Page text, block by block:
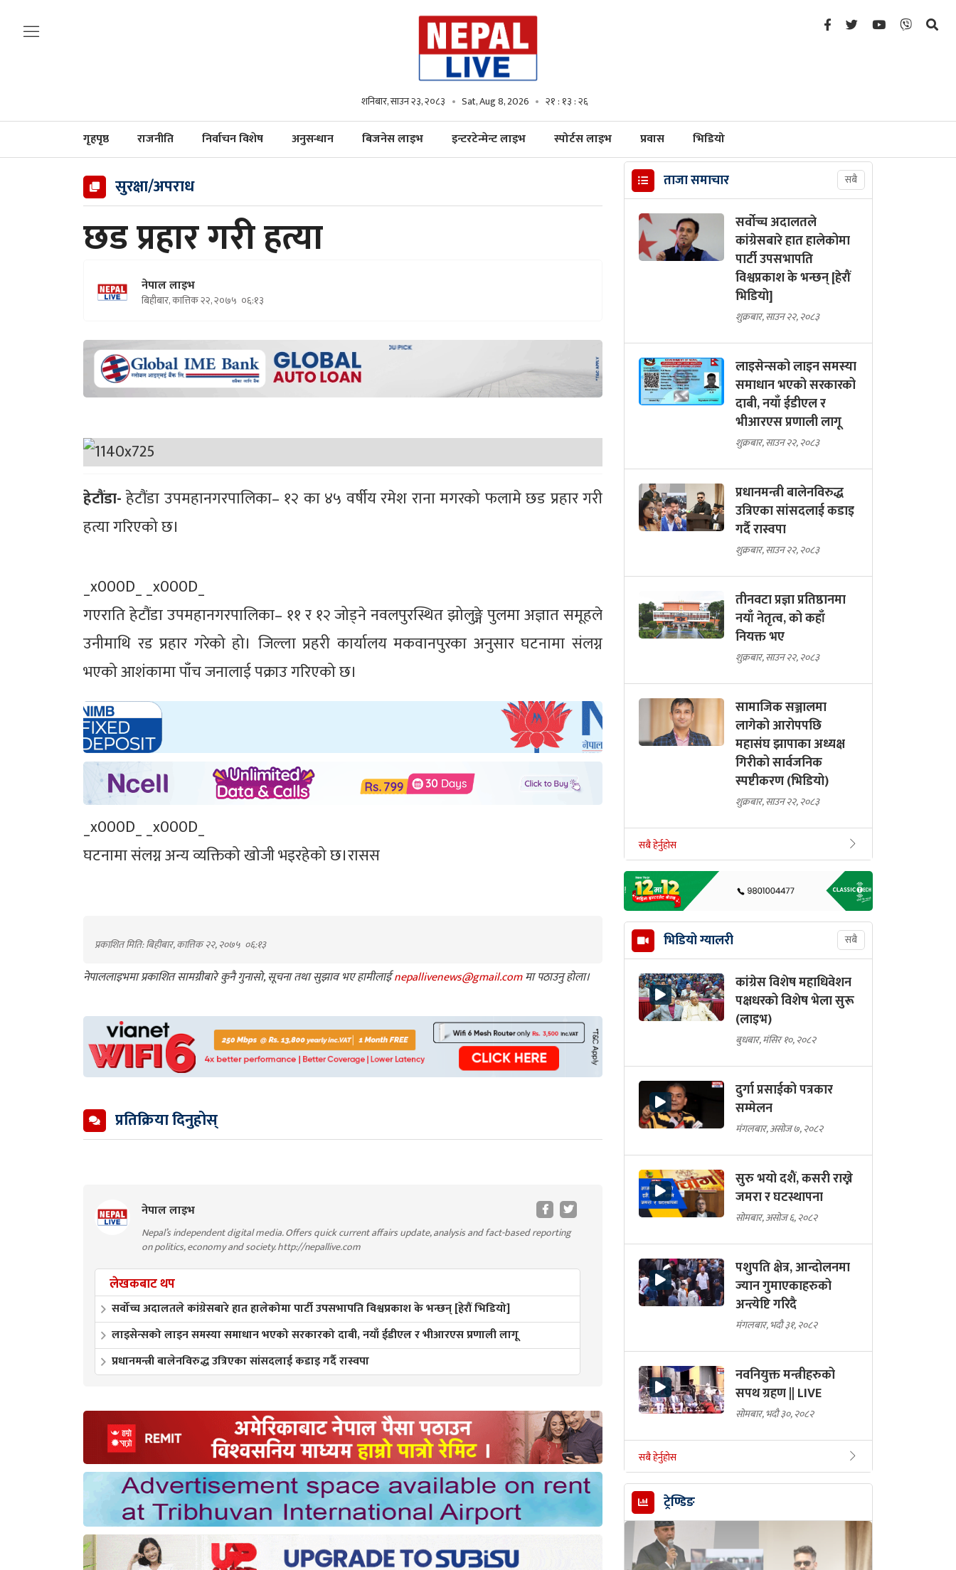
शनिबार, साउन २३, २०८३ Sat, Aug 8, 2026 २१ : १३ : २७
गृहपृष्ठ राजनीति निर्वाचन विशेष अनुसन्धान बिजनेस लाइभ इन्टरटेन्मेन्ट लाइभ स्पोर्टस लाइभ प्रवास भिडियो
सुरक्षा/अपराध
छड प्रहार गरी हत्या
नेपाल लाइभ
बिहीबार, कात्तिक २२, २०७५ ०६:१३
हेटौंडा-हेटौंडा उपमहानगरपालिका– १२ का ४५ वर्षीय रमेश राना मगरको फलामे छड प्रहार गरी
हत्या गरिएको छ।
_x000D_ _x000D_
गएराति हेटौंडा उपमहानगरपालिका– ११ र १२ जोड्ने नवलपुरस्थित झोलुङ्गे पुलमा अज्ञात समूहले
उनीमाथि रड प्रहार गरेको हो। जिल्ला प्रहरी कार्यालय मकवानपुरका अनुसार घटनामा संलग्न
भएको आशंकामा पाँच जनालाई पक्राउ गरिएको छ।
_x000D_ _x000D_
घटनामा संलग्न अन्य व्यक्तिको खोजी भइरहेको छ।रासस
प्रकाशित मिति: बिहीबार, कात्तिक २२, २०७५ ०६:१३
नेपाललाइभमा प्रकाशित सामग्रीबारे कुनै गुनासो, सूचना तथा सुझाव भए हामीलाईnepallivenews@gmail.comमा पठाउनु होला।
प्रतिक्रिया दिनुहोस्
नेपाल लाइभ
Nepal’s independent digital media. Offers quick current affairs update, analysis and fact-based reporting
on politics, economy and society. http://nepallive.com
लेखकबाट थप
सर्वोच्च अदालतले कांग्रेसबारे हात हालेकोमा पार्टी उपसभापति विश्वप्रकाश के भन्छन् [हेरौं भिडियो]
लाइसेन्सको लाइन समस्या समाधान भएको सरकारको दाबी, नयाँ ईडीएल र भीआरएस प्रणाली लागू
प्रधानमन्त्री बालेनविरुद्ध उत्रिएका सांसदलाई कडाइ गर्दै रास्वपा
ताजा समाचार सबै
सर्वोच्च अदालतले
कांग्रेसबारे हात हालेकोमा
पार्टी उपसभापति
विश्वप्रकाश के भन्छन् [हेरौं
भिडियो]
शुक्रबार, साउन २२, २०८३
लाइसेन्सको लाइन समस्या
समाधान भएको सरकारको
दाबी, नयाँ ईडीएल र
भीआरएस प्रणाली लागू
शुक्रबार, साउन २२, २०८३
प्रधानमन्त्री बालेनविरुद्ध
उत्रिएका सांसदलाई कडाइ
गर्दै रास्वपा
शुक्रबार, साउन २२, २०८३
तीनवटा प्रज्ञा प्रतिष्ठानमा
नयाँ नेतृत्व, को कहाँ
नियक्त भए
शुक्रबार, साउन २२, २०८३
सामाजिक सञ्जालमा
लागेको आरोपपछि
महासंघ झापाका अध्यक्ष
गिरीको सार्वजनिक
स्पष्टीकरण (भिडियो)
शुक्रबार, साउन २२, २०८३
सबै हेर्नुहोस
भिडियो ग्यालरी सबै
कांग्रेस विशेष महाधिवेशन
पक्षधरको विशेष भेला सुरू
(लाइभ)
बुधबार, मंसिर १०, २०८२
दुर्गा प्रसाईको पत्रकार
सम्मेलन
मंगलबार, असोज ७, २०८२
सुरु भयो दशैं, कसरी राख्ने
जमरा र घटस्थापना
सोमबार, असोज ६, २०८२
पशुपति क्षेत्र, आन्दोलनमा
ज्यान गुमाएकाहरुको
अन्त्येष्टि गरिदै
मंगलबार, भदौ ३१, २०८२
नवनियुक्त मन्त्रीहरुको
सपथ ग्रहण || LIVE
सोमबार, भदौ ३०, २०८२
सबै हेर्नुहोस
ट्रेण्डिङ